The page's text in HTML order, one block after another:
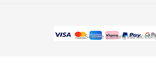
Sichere